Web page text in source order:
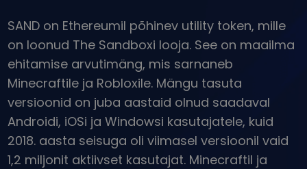
Turvaline ja lihtne krüptorahakott
Leia oma krüptostrateegia
KriptoEarn
Teeni krüptoga preemiaid
Varakamber
Säästke krüptot oma tuleviku jaoks
SAND on Ethereumil põhinev utility token, mille
on loonud The Sandboxi looja. See on maailma
ehitamise arvutimäng, mis sarnaneb
Minecraftile ja Robloxile. Mängu tasuta
versioonid on juba aastaid olnud saadaval
Androidi, iOSi ja Windowsi kasutajatele, kuid
2018. aasta seisuga oli viimasel versioonil vaid
1,2 miljonit aktiivset kasutajat. Minecraftil ja